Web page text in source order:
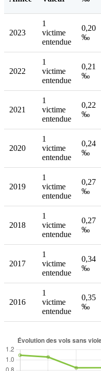
2023
1
victime
entendue
0,20
‰
2022
1
victime
entendue
0,21
‰
2021
1
victime
entendue
0,22
‰
2020
1
victime
entendue
0,24
‰
2019
1
victime
entendue
0,27
‰
2018
1
victime
entendue
0,27
‰
2017
1
victime
entendue
0,34
‰
2016
1
victime
entendue
0,35
‰